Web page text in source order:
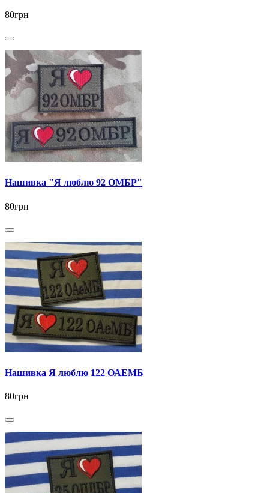
80грн
Нашивка "Я люблю 92 ОМБР"
80грн
Нашивка Я люблю 122 ОАЕМБ
80грн